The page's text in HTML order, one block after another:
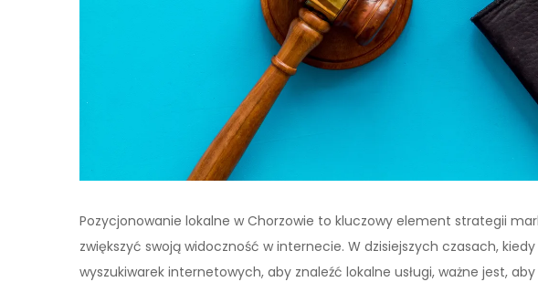
Pozycjonowanie lokalne w Chorzowie to kluczowy element strategii
zwiększyć swoją widoczność w internecie. W dzisiejszych czasach,
wyszukiwarek internetowych, aby znaleźć lokalne usługi, ważne jest,